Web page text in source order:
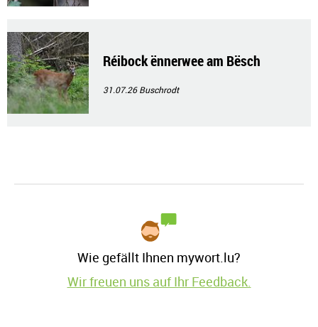
Réibock ënnerwee am Bësch
31.07.26Buschrodt
Wie gefällt Ihnen mywort.lu?
Wir freuen uns auf Ihr Feedback.